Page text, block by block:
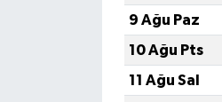
9 Ağu Paz
10 Ağu Pts
11 Ağu Sal